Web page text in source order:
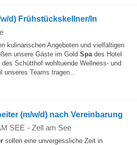
d) Frühstückskellner/In
kulinarischen Angeboten und vielfältigen
unsere Gäste im Gold Spades Hotel
des Schütthof wohltuende Wellness- und
unseres Teams tragen...
(m/w/d) nach Vereinbarung
SEE - Zell am See
sollen eine unvergessliche Zeit in